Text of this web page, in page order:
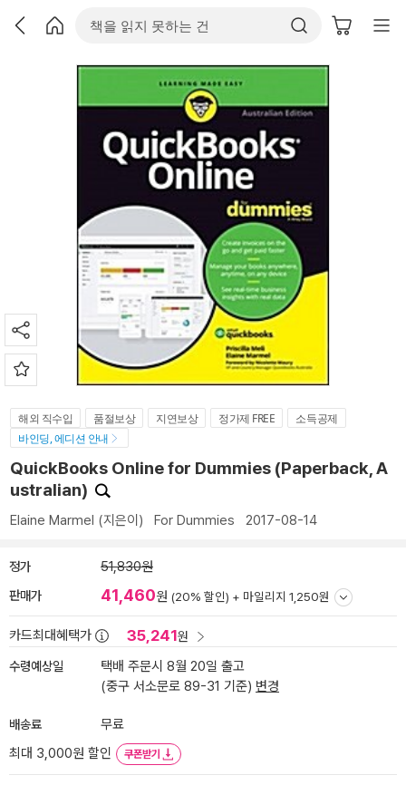
해외 직수입 품절보상 지연보상 정가제 FREE
소득공제
바인딩, 에디션 안내
QuickBooks Online for Dummies (Paperback, A
ustralian)
Elaine Marmel (지은이) For Dummies 2017-08-14
정가 51,830원
판매가 41,460원 (20% 할인) + 마일리지 1,250원
카드최대혜택가 35,241원
수령예상일
택배 주문시 8월 20일 출고
(중구 서소문로 89-31 기준) 변경
배송료
무료
최대 3,000원 할인
쿠폰받기